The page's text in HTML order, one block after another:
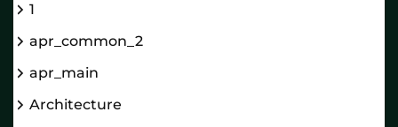
1
apr_common_2
apr_main
Architecture